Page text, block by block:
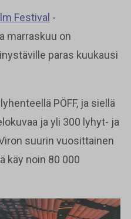
Festival -
marraskuu on
paras kuukausi
PÖFF, ja siellä
ja yli 300 lyhyt- ja
suurin vuosittainen
käy noin 80 000